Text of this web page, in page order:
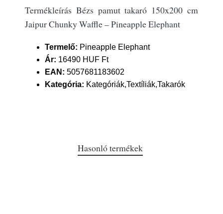
Termékleírás Bézs pamut takaró 150x200 cm
Jaipur Chunky Waffle – Pineapple Elephant
Termelő: Pineapple Elephant
Ár: 16490 HUF Ft
EAN: 5057681183602
Kategória: Kategóriák,Textíliák,Takarók
Hasonló termékek